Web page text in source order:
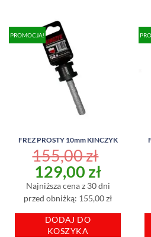
PROMOCJA!
FREZ PROSTY 10mm KINCZYK
155,00zł
Pierwotna
cena
wynosiła:
155,00 zł.
129,00 zł
cena
129,00
Najniższa cena z 30 dni
przed obniżką: 155,00 zł
DODAJ DO
KOSZYKA